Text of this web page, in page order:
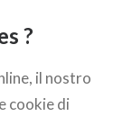
?
il nostro
cookie di